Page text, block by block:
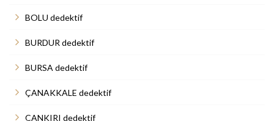
BOLU dedektif
BURDUR dedektif
BURSA dedektif
ÇANAKKALE dedektif
ÇANKIRI dedektif